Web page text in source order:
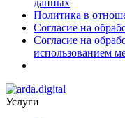
Политика в
Согласие на
Согласие на
использованием
Услуги